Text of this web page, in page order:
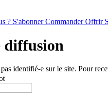
? S'abonnerCommanderOffrir
diffusion
identifié-e sur le site. Pour